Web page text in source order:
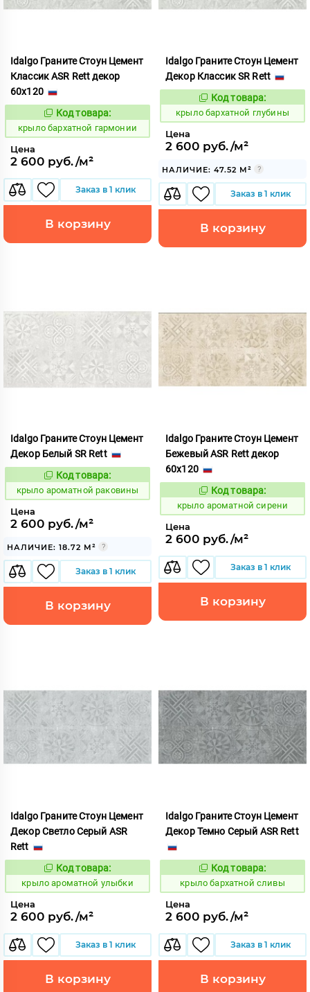
Idalgo Граните Стоун Цемент
Классик ASR Rett декор
60x120
828516
Код товара:
крыло бархатной гармонии
Цена
2 600 руб./м²
Заказ в 1 клик
В корзину
Idalgo Граните Стоун Цемент
Декор Классик SR Rett
828517
Код товара:
крыло бархатной глубины
Цена
2 600 руб./м²
НАЛИЧИЕ: 47.52 М²
Заказ в 1 клик
В корзину
Idalgo Граните Стоун Цемент
Декор Белый SR Rett
828453
Код товара:
крыло ароматной раковины
Цена
2 600 руб./м²
НАЛИЧИЕ: 18.72 М²
Заказ в 1 клик
В корзину
Idalgo Граните Стоун Цемент
Бежевый ASR Rett декор
60x120
828464
Код товара:
крыло ароматной сирени
Цена
2 600 руб./м²
Заказ в 1 клик
В корзину
Idalgo Граните Стоун Цемент
Декор Светло Серый ASR
Rett
828486
Код товара:
крыло ароматной улыбки
Цена
2 600 руб./м²
Заказ в 1 клик
В корзину
Idalgo Граните Стоун Цемент
Декор Темно Серый ASR Rett
828511
Код товара:
крыло бархатной сливы
Цена
2 600 руб./м²
Заказ в 1 клик
В корзину